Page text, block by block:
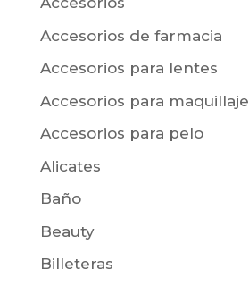
Accesorios de farmacia
Accesorios para lentes
Accesorios para maquillaje
Accesorios para pelo
Alicates
Baño
Beauty
Billeteras